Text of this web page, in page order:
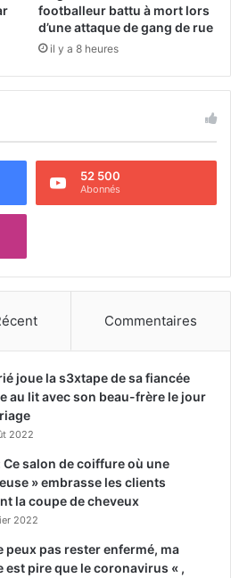
footballeur battu à mort lors
d’une attaque de gang de rue
il y a 8 heures
52 500
Abonnés
Commentaires
joue la s3xtape de sa fiancée
au lit avec son beau-frère le jour
2022
Ce salon de coiffure où une
» embrasse les clients
la coupe de cheveux
2022
peux pas rester enfermé, ma
est pire que le coronavirus « ,